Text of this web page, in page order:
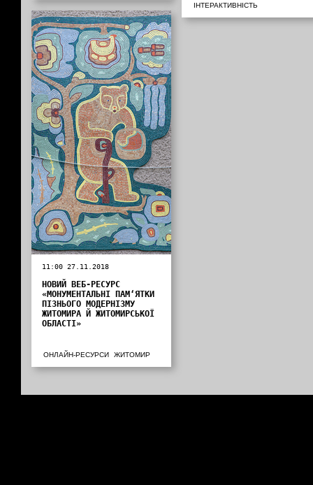
ІНТЕРАКТИВНІСТЬ
11:00 27.11.2018
НОВИЙ ВЕБ-РЕСУРС
«МОНУМЕНТАЛЬНІ ПАМ‘ЯТКИ
ПІЗНЬОГО МОДЕРНІЗМУ
ЖИТОМИРА Й ЖИТОМИРСЬКОЇ
ОБЛАСТІ»
ОНЛАЙН-РЕСУРСИ ЖИТОМИР